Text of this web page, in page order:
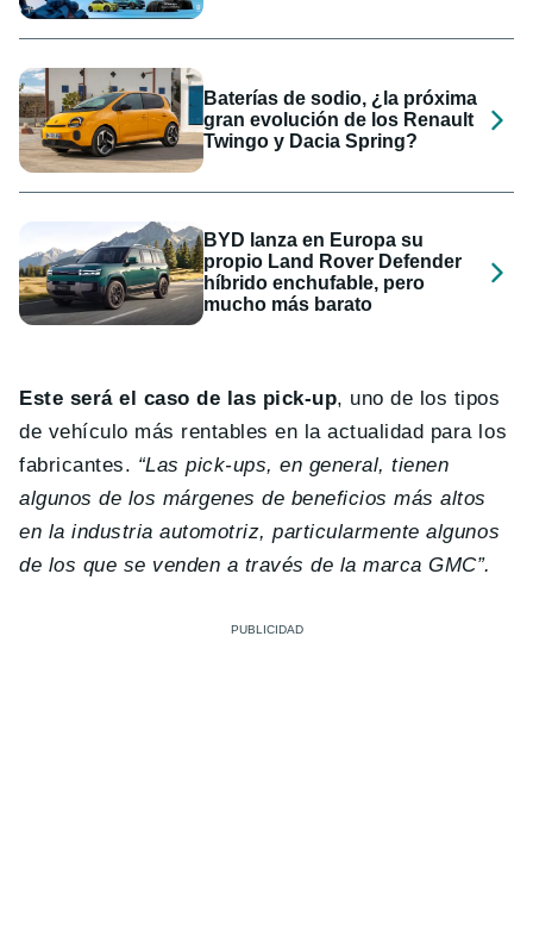
Baterías de sodio, ¿la próxima
gran evolución de los Renault
Twingo y Dacia Spring?
BYD lanza en Europa su
propio Land Rover Defender
híbrido enchufable, pero
mucho más barato
Este será el caso de las pick-up, uno de los tipos
de vehículo más rentables en la actualidad para los
fabricantes. “Las pick-ups, en general, tienen
algunos de los márgenes de beneficios más altos
en la industria automotriz, particularmente algunos
de los que se venden a través de la marca GMC”.